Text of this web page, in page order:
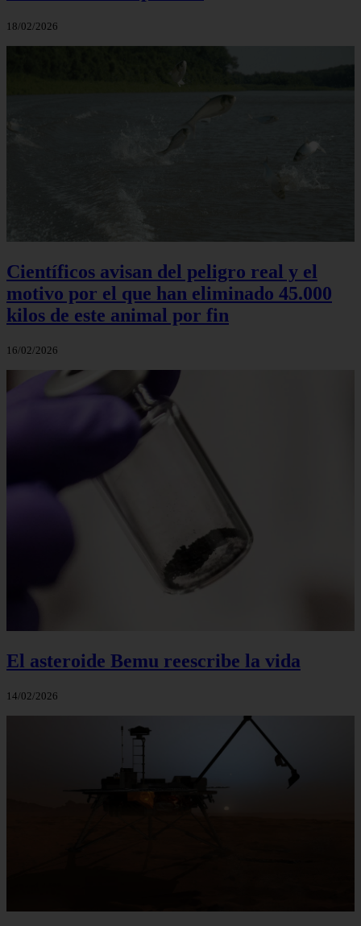
18/02/2026
Científicos avisan del peligro real y el
motivo por el que han eliminado 45.000
kilos de este animal por fin
16/02/2026
El asteroide Bemu reescribe la vida
14/02/2026